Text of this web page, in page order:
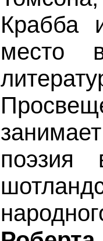
Крабба
место
поэзия